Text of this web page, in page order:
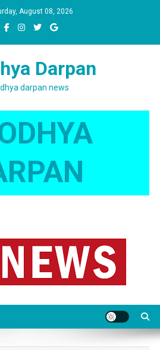
August 08, 2026
Darpan
darpan news